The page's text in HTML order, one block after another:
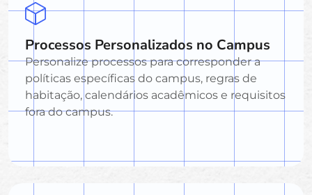
Processos Personalizados no Campus
Personalize processos para corresponder a
políticas específicas do campus, regras de
habitação, calendários acadêmicos e requisitos
fora do campus.